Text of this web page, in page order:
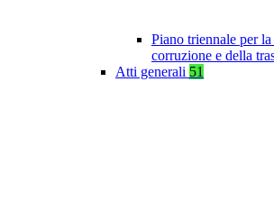
Piano triennale per
corruzione e della
Atti generali 51